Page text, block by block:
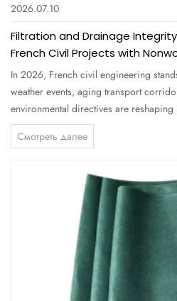
2026.07.10
Filtration and Drainage
French Civil Projects with
Comprehensive Guide for
In 2026, French civil engineering
weather events, aging transport
environmental directives are
filtration and drainage integrity . Soil
estimated €1.2 billion annually in
Смотреть далее